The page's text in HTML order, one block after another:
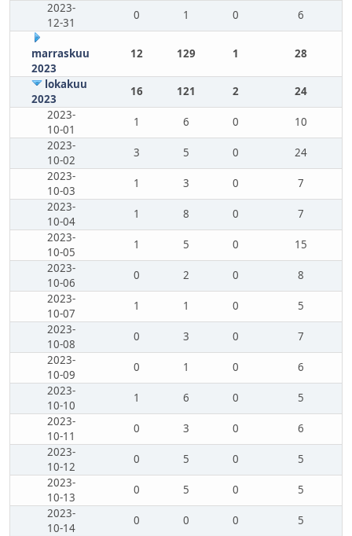
2023-
12-31
0 1 0 6
marraskuu
2023
12 129 1 28
lokakuu
2023
16 121 2
24
2023-
10-01
1 6 0
10
2023-
10-02
3 5 0
24
2023-
10-03
1 3 0
7
2023-
10-04
1 8 0
7
2023-
10-05
1 5 0
15
2023-
10-06
0 2 0
8
2023-
10-07
1 1 0
5
2023-
10-08
0 3 0
7
2023-
10-09
0 1 0
6
2023-
10-10
1 6 0
5
2023-
10-11
0 3 0
6
2023-
10-12
0 5 0
5
2023-
10-13
0 5 0
5
2023-
10-14
0 0 0
5